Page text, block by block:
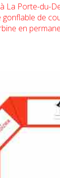
La Porte-du-
de
en